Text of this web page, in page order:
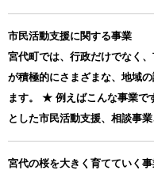
市民活動支援に関する事業
宮代町では、行政だけでなく
が積極的にさまざまな、地域
ます。 ★ 例えばこんな事業で
とした市民活動支援、相談事
宮代の桜を大きく育てていく